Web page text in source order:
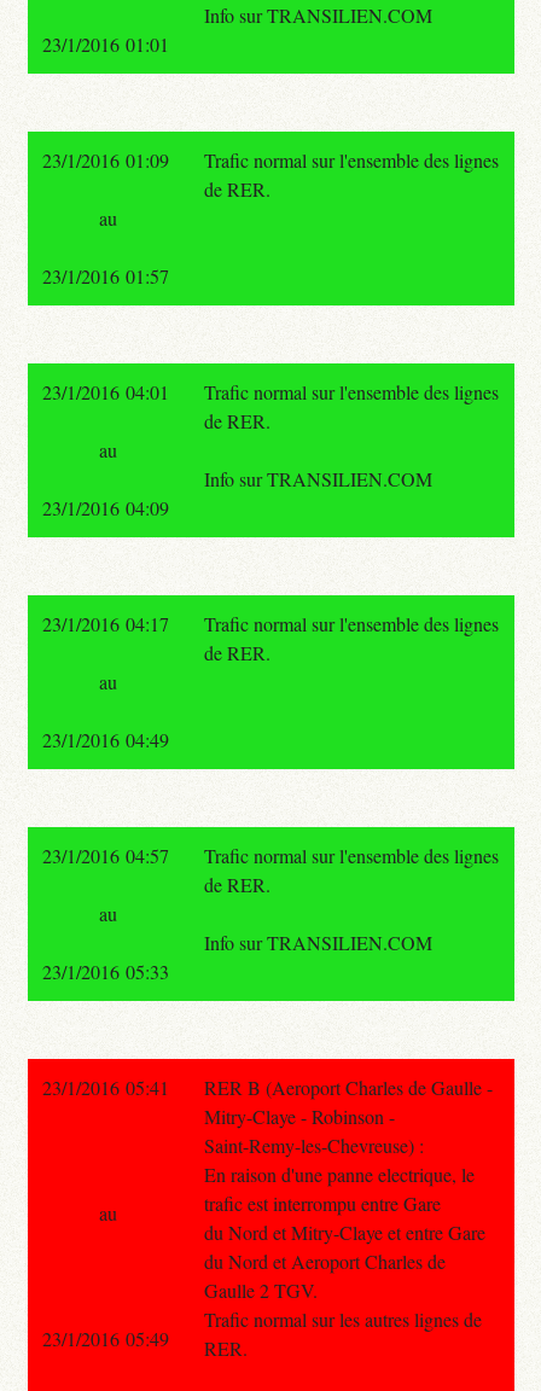
Info sur TRANSILIEN.COM
23/1/2016 01:01
23/1/2016 01:09
Trafic normal sur l'ensemble des lignes
de RER.
au
23/1/2016 01:57
23/1/2016 04:01
Trafic normal sur l'ensemble des lignes
de RER.
Info sur TRANSILIEN.COM
au
23/1/2016 04:09
23/1/2016 04:17
Trafic normal sur l'ensemble des lignes
de RER.
au
23/1/2016 04:49
23/1/2016 04:57
Trafic normal sur l'ensemble des lignes
de RER.
Info sur TRANSILIEN.COM
au
23/1/2016 05:33
23/1/2016 05:41
RER B (Aeroport Charles de Gaulle -
Mitry-Claye - Robinson -
Saint-Remy-les-Chevreuse) :
En raison d'une panne electrique, le
trafic est interrompu entre Gare
du Nord et Mitry-Claye et entre Gare
du Nord et Aeroport Charles de
Gaulle 2 TGV.
Trafic normal sur les autres lignes de
RER.
au
23/1/2016 05:49